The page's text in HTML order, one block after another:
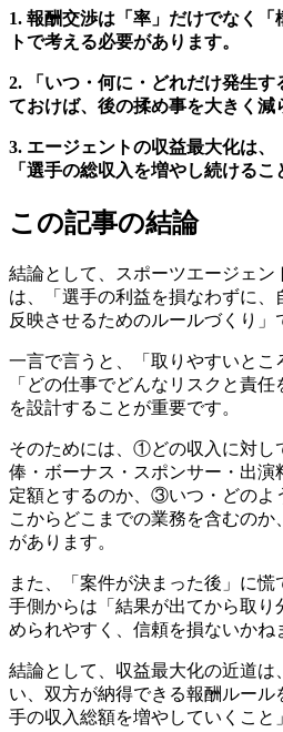
1. 報酬交渉は「率」だけでなく
トで考える必要があります。
2. 「いつ・何に・どれだけ発生す
ておけば、後の揉め事を大きく減
3. エージェントの収益最大化は、
「選手の総収入を増やし続けるこ
この記事の結論
結論として、スポーツエージェン
は、「選手の利益を損なわずに、
反映させるためのルールづくり」
一言で言うと、「取りやすいとこ
「どの仕事でどんなリスクと責
を設計することが重要です。
そのためには、①どの収入に対し
俸・ボーナス・スポンサー・出
定額とするのか、③いつ・どの
こからどこまでの業務を含むの
があります。
また、「案件が決まった後」に
手側からは「結果が出てから取り
められやすく、信頼を損ないかね
結論として、収益最大化の近道は
い、双方が納得できる報酬ルー
手の収入総額を増やしていくこと